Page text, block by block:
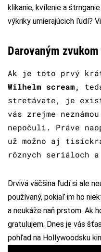
klikanie, kvílenie a
výkriky umierajúcich ľudí?
Darovaným
Ak je toto prvý
Wilhelm scream,
stretávate, je
vás zrejme
nepočuli. Práve
už možno aj
rôznych seriáloch
Drvivá väčšina ľudí si ale
používaný, pokiaľ im ho
a neukáže naň prstom. Ak
gratulujem. Dnes je vás
pohľad na Hollywoodsku